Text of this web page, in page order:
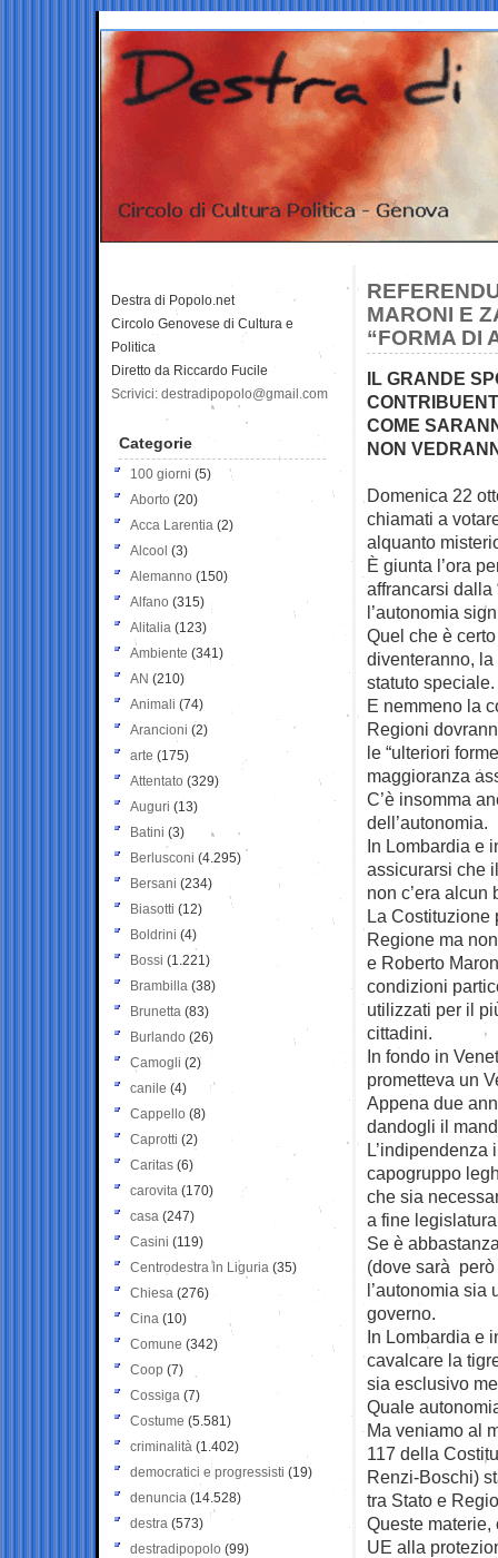
MARONI E
“FORMA DI
IL GRANDE
COME
NON
Domenica 22
chiamati a
alquanto
È giunta l’ora
affrancarsi dalla
l’autonomia
Quel che è
diventeranno,
statuto speciale.
E nemmeno la
Regioni
le “ulteriori
maggioranza
C’è insomma
dell’autonomia.
In Lombardia e
assicurarsi che
non c’era
La Costituzione
Regione ma
e Roberto
condizioni
utilizzati per il
cittadini.
In fondo in
prometteva un
Appena due
dandogli il
L’indipendenza
capogruppo
che sia
a fine
Se è
(dove sarà
l’autonomia sia
governo.
In Lombardia e
cavalcare la
sia esclusivo
Quale
Ma veniamo al
117 della
Renzi-Boschi)
tra Stato e
Queste
UE alla
Destra di Popolo.net
Circolo Genovese di Cultura e
Politica
Diretto da Riccardo Fucile
Scrivici: destradipopolo@gmail.com
Categorie
100 giorni (5)
Aborto (20)
Acca Larentia (2)
Alcool (3)
Alemanno (150)
Alfano (315)
Alitalia (123)
Ambiente (341)
AN (210)
Animali (74)
Arancioni (2)
arte (175)
Attentato (329)
Auguri (13)
Batini (3)
Berlusconi (4.295)
Bersani (234)
Biasotti (12)
Boldrini (4)
Bossi (1.221)
Brambilla (38)
Brunetta (83)
Burlando (26)
Camogli (2)
canile (4)
Cappello (8)
Caprotti (2)
Caritas (6)
carovita (170)
casa (247)
Casini (119)
Centrodestra in Liguria (35)
Chiesa (276)
Cina (10)
Comune (342)
Coop (7)
Cossiga (7)
Costume (5.581)
criminalità (1.402)
democratici e progressisti (19)
denuncia (14.528)
destra (573)
destradipopolo (99)